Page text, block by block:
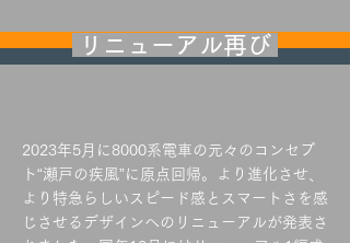
リニューアル再び
2023年5月に8000系電車の元々のコンセプ
ト“瀬戸の疾風”に原点回帰。より進化させ、
より特急らしいスピード感とスマートさを感
じさせるデザインへのリニューアルが発表さ